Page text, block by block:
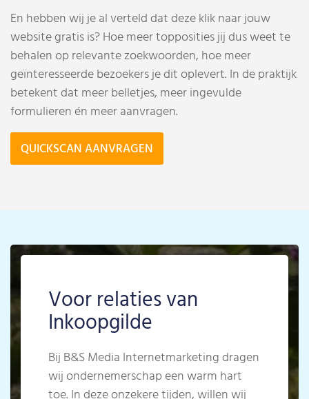
En hebben wij je al verteld dat deze klik naar jouw
website gratis is? Hoe meer topposities jij dus weet te
behalen op relevante zoekwoorden, hoe meer
geïnteresseerde bezoekers je dit oplevert. In de praktijk
betekent dat meer belletjes, meer ingevulde
formulieren én meer aanvragen.
QUICKSCAN AANVRAGEN
Voor relaties van
Inkoopgilde
Bij B&S Media Internetmarketing dragen
wij ondernemerschap een warm hart